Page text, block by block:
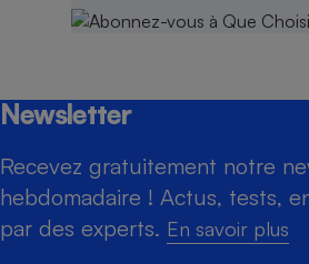
Newsletter
Recevez gratuitement notre
hebdomadaire ! Actus, tests,
par des experts. En savoir plus